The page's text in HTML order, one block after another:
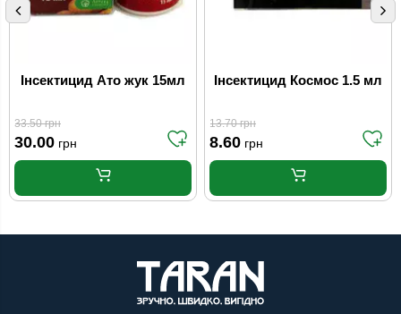
Інсектицид Ато жук 15мл
33.50грн
30.00 грн
Інсектицид Космос 1.5 мл
13.70грн
8.60 грн